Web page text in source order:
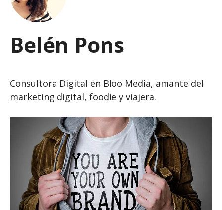
Belén Pons
Consultora Digital en Bloo Media, amante del
marketing digital, foodie y viajera.